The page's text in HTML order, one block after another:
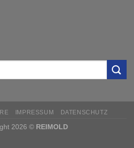
IMPRESSUM DATENSCHUTZ
2026 © REIMOLD